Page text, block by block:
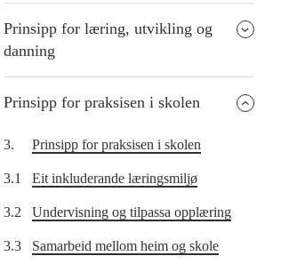
Prinsipp for læring, utvikling og
danning
Prinsipp for praksisen i skolen
3. Prinsipp for praksisen i skolen
3.1 Eit inkluderande læringsmiljø
3.2 Undervisning og tilpassa opplæring
3.3 Samarbeid mellom heim og skole